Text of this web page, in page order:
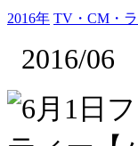
2016年 TV・CM・
2016/06